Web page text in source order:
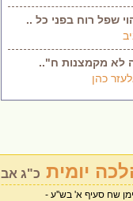
שפל רוח בפני כל ..
לא מקמצנות ח"..
כהן
יומית כ"ג אב
שח סעיף א' בש''ע -
לצל כדין כלי שמלאכתו
כיס, ואסור לטלטלם